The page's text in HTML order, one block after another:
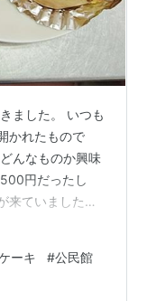
ました。 いつも
かれたもので
んなものか興味
円だったし
来ていました。
ーズケーキで
は難しいパンで
れるの？」と疑
ーキ #公民館